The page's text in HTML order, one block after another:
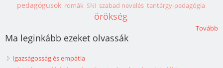
pedagógusok romák SNI szabad nevelés tantárgy-pedagógia
örökség
Tovább
Ma leginkább ezeket olvassák
Igazságosság és empátia